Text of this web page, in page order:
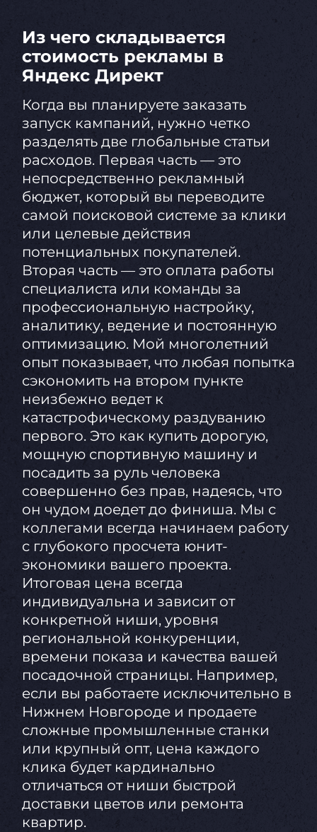
Из чего складывается
стоимость рекламы в
Яндекс Директ
Когда вы планируете заказать
запуск кампаний, нужно четко
разделять две глобальные статьи
расходов. Первая часть — это
непосредственно рекламный
бюджет, который вы переводите
самой поисковой системе за клики
или целевые действия
потенциальных покупателей.
Вторая часть — это оплата работы
специалиста или команды за
профессиональную настройку,
аналитику, ведение и постоянную
оптимизацию. Мой многолетний
опыт показывает, что любая попытка
сэкономить на втором пункте
неизбежно ведет к
катастрофическому раздуванию
первого. Это как купить дорогую,
мощную спортивную машину и
посадить за руль человека
совершенно без прав, надеясь, что
он чудом доедет до финиша. Мы с
коллегами всегда начинаем работу
с глубокого просчета юнит-
экономики вашего проекта.
Итоговая цена всегда
индивидуальна и зависит от
конкретной ниши, уровня
региональной конкуренции,
времени показа и качества вашей
посадочной страницы. Например,
если вы работаете исключительно в
Нижнем Новгороде и продаете
сложные промышленные станки
или крупный опт, цена каждого
клика будет кардинально
отличаться от ниши быстрой
доставки цветов или ремонта
квартир.